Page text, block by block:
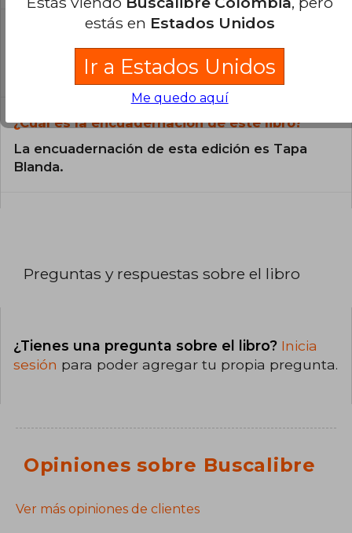
¿En qué Idioma está escrito el
El libro está escrito en Español.
¿Cuál es la encuadernación de este libro?
La encuadernación de esta edición es Tapa
Blanda.
Preguntas y respuestas sobre el libro
¿Tienes una pregunta sobre el libro? Inicia
sesión para poder agregar tu propia pregunta.
Opiniones sobre Buscalibre
Ver más opiniones de clientes
estás en Estados Unidos
Ir a Estados Unidos
Me quedo aquí